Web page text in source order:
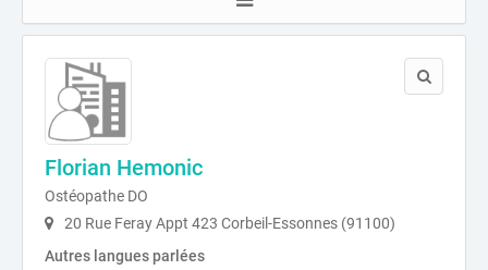
Florian Hemonic
Ostéopathe DO
20 Rue Feray Appt 423 Corbeil-Essonnes (91100)
Autres langues parlées